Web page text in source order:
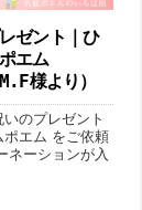
ゼント｜ひ
エム
様より ）
のプレゼント
ポエム をご依頼
ネーションが入